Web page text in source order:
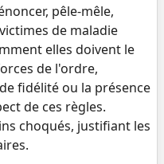
pêle-mêle,
de maladie
elles doivent le
de l'ordre,
fidélité ou la présence
de ces règles.
choqués, justifiant les